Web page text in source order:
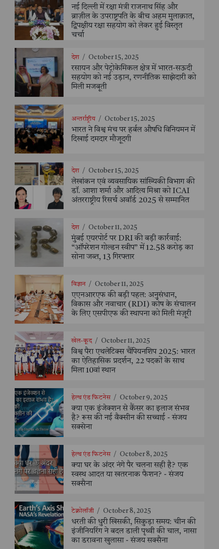
नई दिल्ली में रक्षा मंत्री राजनाथ सिंह और
ब्राज़ील के उपराष्ट्रपति के बीच अहम मुलाक़ात,
द्विपक्षीय रक्षा सहयोग को लेकर हुई विस्तृत
चर्चा
देश / October 15, 2025
रसायन और पेट्रोकेमिकल क्षेत्र में भारत-सऊदी
सहयोग को नई उड़ान, रणनीतिक साझेदारी को
मिली मजबूती
अन्तर्राष्ट्रीय / October 15, 2025
भारत ने विश्व मंच पर हर्बल औषधि विनियमन में
दिखाई दमदार मौजूदगी
देश / October 15, 2025
लेखांकन एवं व्यवसायिक सांख्यिकी विभाग की
डॉ. आशा शर्मा और आदित्य मिश्रा को ICAI
अंतरराष्ट्रीय रिसर्च अवॉर्ड 2025 से सम्मानित
देश / October 11, 2025
मुंबई एयरपोर्ट पर DRI की बड़ी कार्रवाई:
“ऑपरेशन गोल्डन स्वीप” में 12.58 करोड़ का
सोना जब्त, 13 गिरफ्तार
विज्ञान / October 11, 2025
एएनआरएफ की बड़ी पहल: अनुसंधान,
विकास और नवाचार (RDI) कोष के संचालन
के लिए एसपीएफ की स्थापना को मिली मंज़ूरी
खेल-कूद / October 11, 2025
विश्व पैरा एथलेटिक्स चैंपियनशिप 2025: भारत
का ऐतिहासिक प्रदर्शन, 22 पदकों के साथ
मिला 10वां स्थान
हेल्थ एंड फिटनेस / October 9, 2025
क्या एक इंजेक्शन से कैंसर का इलाज संभव
है? रूस की नई वैक्सीन की सच्चाई - संजय
सक्सेना
हेल्थ एंड फिटनेस / October 8, 2025
क्या घर के अंदर नंगे पैर चलना सही है? एक
स्वस्थ आदत या खतरनाक फैशन? - संजय
सक्सैना
टेक्नोलॉजी / October 8, 2025
धरती की धुरी खिसकी, सिकुड़ा समय: चीन की
इंजीनियरिंग ने बदल डाली पृथ्वी की चाल, नासा
का डरावना खुलासा - संजय सक्सैना